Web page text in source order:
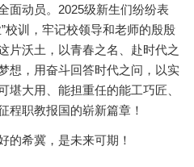
面动员。2025级新生们纷纷表
校训，牢记校领导和老师的殷殷
片沃土，以青春之名、赴时代之
想，用奋斗回答时代之问，以实
堪大用、能担重任的能工巧匠、
程职教报国的崭新篇章！
的希冀，是未来可期！